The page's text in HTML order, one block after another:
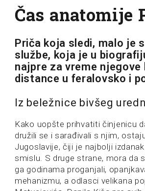
Čas anatomije
Priča koja sledi, malo je
službe, koja je u
najpre za vreme
distance u feralovsko i
Iz beležnice bivšeg
Kako uopšte prihvatiti činjenicu
družili se i sarađivali s njim,
Jugoslavije, čiji je najbolji
smislu. S druge strane, mora da
ga godinama proganjali,
mehanizmu, a odlasci velikana